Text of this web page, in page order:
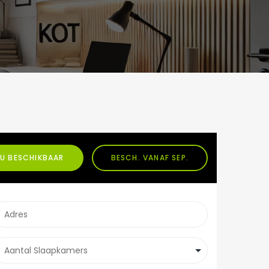
BESCHIKBAAR BESCH. VANAF SEP.